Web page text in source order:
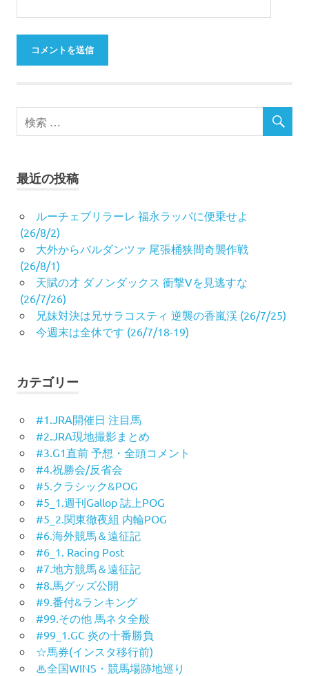
最近の投稿
ルーチェブリラーレ 福永ラッパに便乗せよ
(26/8/2)
大外からバルダンツァ 尾張桶狭間奇襲作戦
(26/8/1)
天賦の才 ダノンダックス 衝撃Vを見逃すな
(26/7/26)
兄妹対決は兄サラコスティ 逆襲の香嵐渓 (26/7/25)
今週末は全休です (26/7/18-19)
カテゴリー
#1.JRA開催日 注目馬
#2.JRA現地撮影まとめ
#3.G1直前 予想・全頭コメント
#4.祝勝会/反省会
#5.クラシック&POG
#5_1.週刊Gallop 誌上POG
#5_2.関東徹夜組 内輪POG
#6.海外競馬＆遠征記
#6_1. Racing Post
#7.地方競馬＆遠征記
#8.馬グッズ公開
#9.番付&ランキング
#99.その他 馬ネタ全般
#99_1.GC 炎の十番勝負
☆馬券(インスタ移行前)
♨︎全国WINS・競馬場跡地巡り